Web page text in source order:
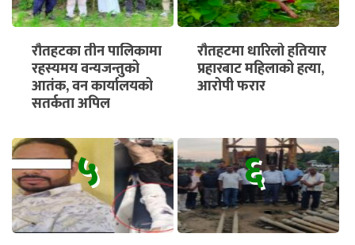
रौतहटका तीन पालिकामा
रहस्यमय वन्यजन्तुको
आतंक, वन कार्यालयको
सतर्कता अपिल
रौतहटमा धारिलो हतियार
प्रहारबाट महिलाको हत्या,
आरोपी फरार
५ ६